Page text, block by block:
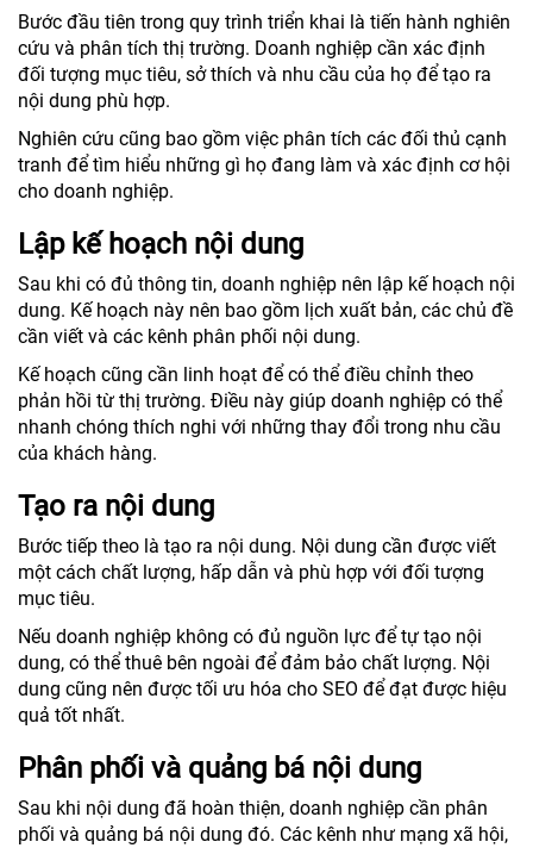
Bước đầu tiên trong quy trình triển khai là tiến hành nghiên
cứu và phân tích thị trường. Doanh nghiệp cần xác định
đối tượng mục tiêu, sở thích và nhu cầu của họ để tạo ra
nội dung phù hợp.
Nghiên cứu cũng bao gồm việc phân tích các đối thủ cạnh
tranh để tìm hiểu những gì họ đang làm và xác định cơ hội
cho doanh nghiệp.
Lập kế hoạch nội dung
Sau khi có đủ thông tin, doanh nghiệp nên lập kế hoạch nội
dung. Kế hoạch này nên bao gồm lịch xuất bản, các chủ đề
cần viết và các kênh phân phối nội dung.
Kế hoạch cũng cần linh hoạt để có thể điều chỉnh theo
phản hồi từ thị trường. Điều này giúp doanh nghiệp có thể
nhanh chóng thích nghi với những thay đổi trong nhu cầu
của khách hàng.
Tạo ra nội dung
Bước tiếp theo là tạo ra nội dung. Nội dung cần được viết
một cách chất lượng, hấp dẫn và phù hợp với đối tượng
mục tiêu.
Nếu doanh nghiệp không có đủ nguồn lực để tự tạo nội
dung, có thể thuê bên ngoài để đảm bảo chất lượng. Nội
dung cũng nên được tối ưu hóa cho SEO để đạt được hiệu
quả tốt nhất.
Phân phối và quảng bá nội dung
Sau khi nội dung đã hoàn thiện, doanh nghiệp cần phân
phối và quảng bá nội dung đó. Các kênh như mạng xã hội,